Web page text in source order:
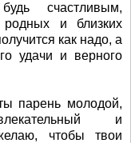
счастливым,
и близких
как надо, а
удачи и верного
парень молодой,
и
чтобы твои